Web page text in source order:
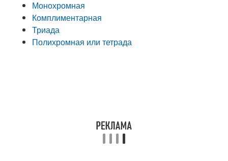
Монохромная
Комплиментарная
Триада
Полихромная или тетрада